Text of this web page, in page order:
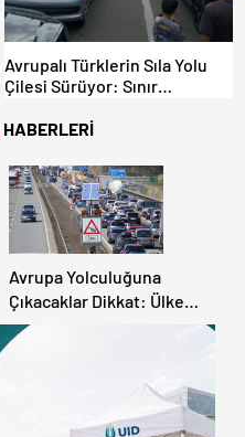
Avrupalı Türklerin Sıla Yolu
Çilesi Sürüyor: Sınır
Bekleyiş
HABERLERİ
Avrupa Yolculuğuna
Çıkacaklar Dikkat: Ülke
Ülke Güncel Trafik Kuralları,
Avrupa Otoyol Hız Limitleri